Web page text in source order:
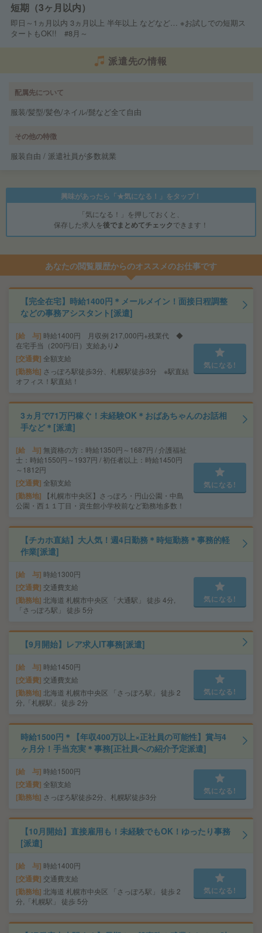
短期（3ヶ月以内）
即日～1ヵ月以内 3ヵ月以上 半年以上 などなど… ※お試しでの短期ス
タートもOK!! #8月～
派遣先の情報
配属先について
服装/髪型/髪色/ネイル/髭など全て自由
その他の特徴
服装自由 / 派遣社員が多数就業
興味があったら「★気になる！」をタップ！
「気になる！」を押しておくと、
保存した求人を後でまとめてチェックできます！
あなたの閲覧履歴からのオススメのお仕事です
【完全在宅】時給1400円＊メールメイン！面接日程調整
などの事務アシスタント[派遣]
給 与 時給1400円 月収例 217,000円+残業代 ◆
在宅手当（200円/日）支給あり♪
交通費 全額支給
勤務地 さっぽろ駅徒歩3分、札幌駅徒歩3分 ※駅直結
オフィス！駅直結！
気になる!
3ヵ月で71万円稼ぐ！未経験OK＊おばあちゃんのお話相
手など＊[派遣]
給 与 無資格の方：時給1350円～1687円 / 介護福祉
士：時給1550円～1937円 / 初任者以上：時給1450円
～1812円
交通費 全額支給
勤務地
【札幌市中央区】さっぽろ・円山公園・中島
公園・西１１丁目・資生館小学校前など勤務地多数！
気になる!
【チカホ直結】大人気！週4日勤務＊時短勤務＊事務的軽
作業[派遣]
給 与 時給1300円
交通費 交通費支給
勤務地 北海道 札幌市中央区 「大通駅」 徒歩 4分,
「さっぽろ駅」 徒歩 5分
気になる!
【9月開始】レア求人IT事務[派遣]
給 与 時給1450円
交通費 交通費支給
勤務地 北海道 札幌市中央区 「さっぽろ駅」 徒歩 2
分,「札幌駅」 徒歩 2分
気になる!
時給1500円＊【年収400万以上×正社員の可能性】賞与4
ヶ月分！手当充実＊事務[正社員への紹介予定派遣]
給 与 時給1500円
交通費 全額支給
勤務地 さっぽろ駅徒歩2分、札幌駅徒歩3分
気になる!
【10月開始】直接雇用も！未経験でもOK！ゆったり事務
[派遣]
給 与 時給1400円
交通費 交通費支給
勤務地 北海道 札幌市中央区 「さっぽろ駅」 徒歩 2
分,「札幌駅」 徒歩 5分
気になる!